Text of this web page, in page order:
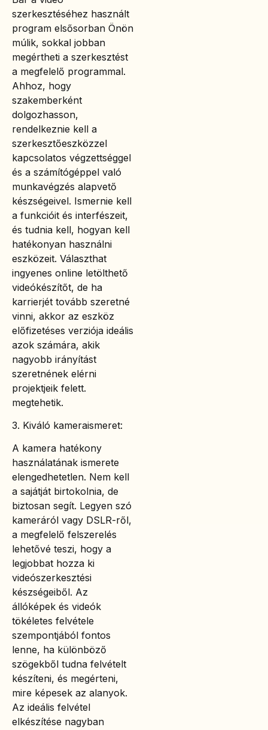
szerkesztéséhez használt
program elsősorban Önön
múlik, sokkal jobban
megértheti a szerkesztést
a megfelelő programmal.
Ahhoz, hogy
szakemberként
dolgozhasson,
rendelkeznie kell a
szerkesztőeszközzel
kapcsolatos végzettséggel
és a számítógéppel való
munkavégzés alapvető
készségeivel. Ismernie kell
a funkcióit és interfészeit,
és tudnia kell, hogyan kell
hatékonyan használni
eszközeit. Választhat
ingyenes online letölthető
videókészítőt, de ha
karrierjét tovább szeretné
vinni, akkor az eszköz
előfizetéses verziója ideális
azok számára, akik
nagyobb irányítást
szeretnének elérni
projektjeik felett.
megtehetik.
3. Kiváló kameraismeret:
A kamera hatékony
használatának ismerete
elengedhetetlen. Nem kell
a sajátját birtokolnia, de
biztosan segít. Legyen szó
kameráról vagy DSLR-ről,
a megfelelő felszerelés
lehetővé teszi, hogy a
legjobbat hozza ki
videószerkesztési
készségeiből. Az
állóképek és videók
tökéletes felvétele
szempontjából fontos
lenne, ha különböző
szögekből tudna felvételt
készíteni, és megérteni,
mire képesek az alanyok.
Az ideális felvétel
elkészítése nagyban